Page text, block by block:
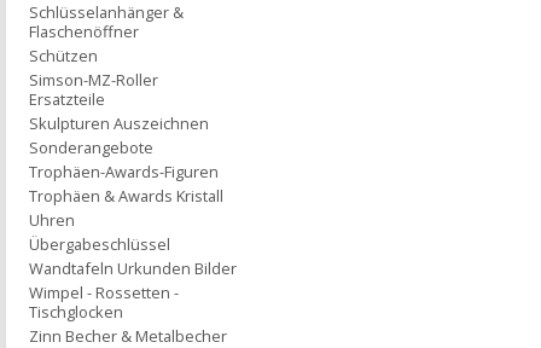
Schlüsselanhänger &
Flaschenöffner
Schützen
Simson-MZ-Roller
Ersatzteile
Skulpturen Auszeichnen
Sonderangebote
Trophäen-Awards-Figuren
Trophäen & Awards Kristall
Uhren
Übergabeschlüssel
Wandtafeln Urkunden Bilder
Wimpel - Rossetten -
Tischglocken
Zinn Becher & Metalbecher